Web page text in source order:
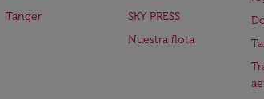
Tanger
SKY PRESS
Nuestra flota